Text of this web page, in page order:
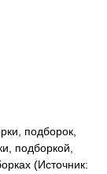
подборок,
подборкой,
(Источник: